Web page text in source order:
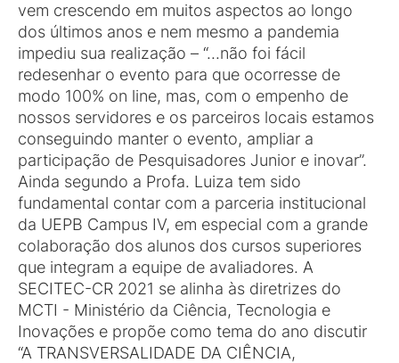
vem crescendo em muitos aspectos ao longo
dos últimos anos e nem mesmo a pandemia
impediu sua realização – “...não foi fácil
redesenhar o evento para que ocorresse de
modo 100% on line, mas, com o empenho de
nossos servidores e os parceiros locais estamos
conseguindo manter o evento, ampliar a
participação de Pesquisadores Junior e inovar”.
Ainda segundo a Profa. Luiza tem sido
fundamental contar com a parceria institucional
da UEPB Campus IV, em especial com a grande
colaboração dos alunos dos cursos superiores
que integram a equipe de avaliadores. A
SECITEC-CR 2021 se alinha às diretrizes do
MCTI - Ministério da Ciência, Tecnologia e
Inovações e propõe como tema do ano discutir
“A TRANSVERSALIDADE DA CIÊNCIA,